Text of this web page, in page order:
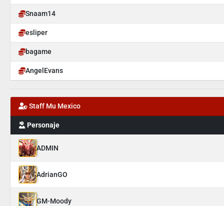
Snaam14
esliper
bagame
AngelEvans
Staff Mu Mexico
Personaje
ADMIN
AdrianGO
GM-Moody